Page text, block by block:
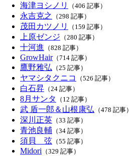
海津ヨシノリ （406 記事）
永吉克之 （298 記事）
茂田カツノリ （159 記事）
上原ゼンジ （280 記事）
十河進 （828 記事）
GrowHair（714 記事）
鷹野雅弘 （25 記事）
ヤマシタクニコ （526 記事）
白石昇 （24 記事）
8月サンタ （12 記事）
武 盾一郎＆山根康弘 （478 記事）
深川正英 （33 記事）
青池良輔 （34 記事）
須貝 弦 （55 記事）
Midori （329 記事）